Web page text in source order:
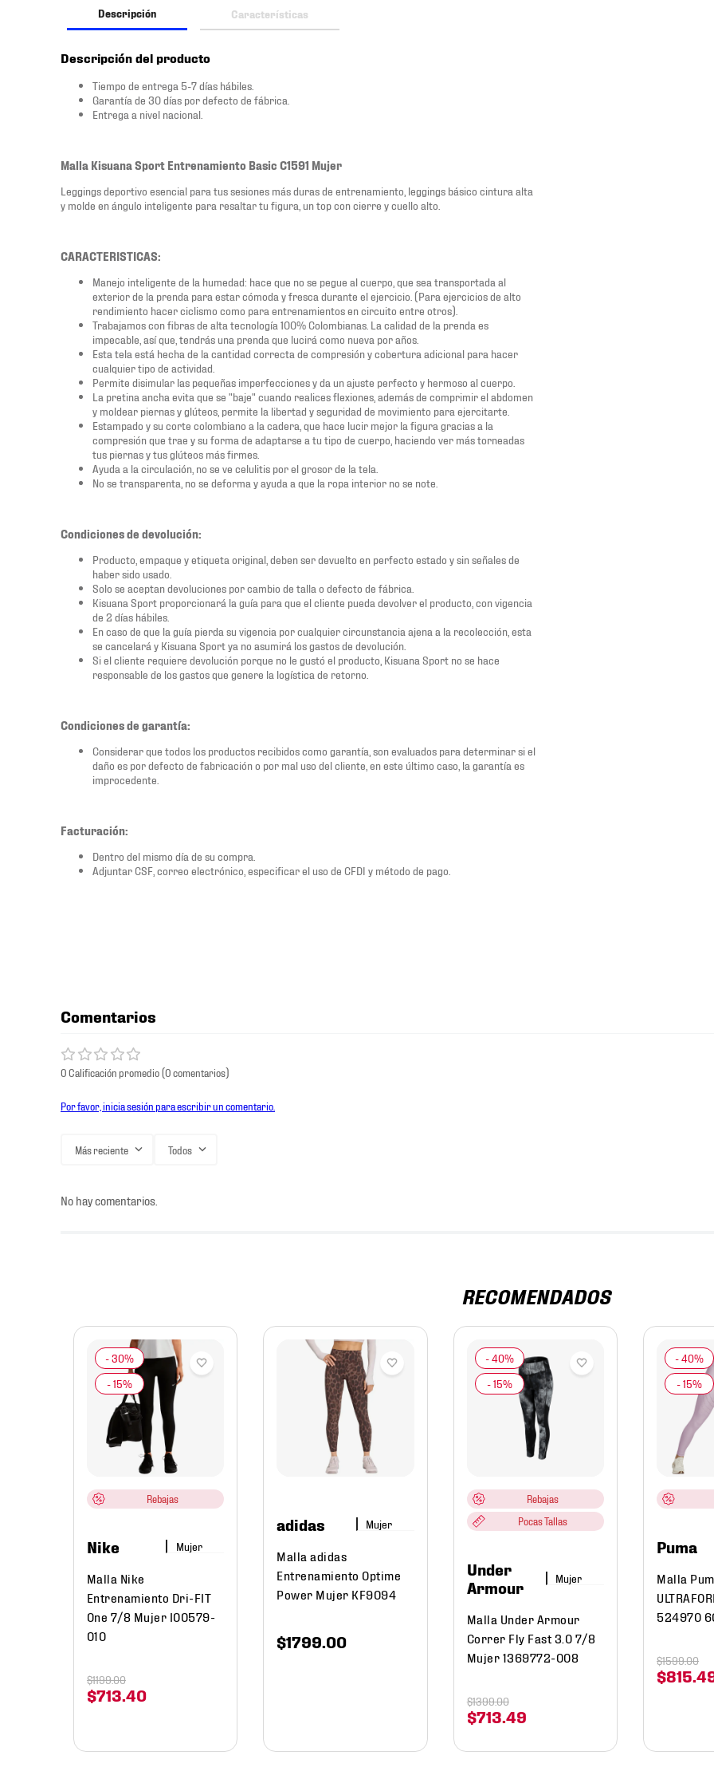
Descripción Características
Descripción del producto
Tiempo de entrega 5-7 días hábiles.
Garantía de 30 días por defecto de fábrica.
Entrega a nivel nacional.
Malla Kisuana Sport Entrenamiento Basic C1591 Mujer
Leggings deportivo esencial para tus sesiones más duras de entrenamiento, leggings básico cintura alta
y molde en ángulo inteligente para resaltar tu figura, un top con cierre y cuello alto.
CARACTERISTICAS:
Manejo inteligente de la humedad: hace que no se pegue al cuerpo, que sea transportada al
exterior de la prenda para estar cómoda y fresca durante el ejercicio. (Para ejercicios de alto
rendimiento hacer ciclismo como para entrenamientos en circuito entre otros).
Trabajamos con fibras de alta tecnología 100% Colombianas. La calidad de la prenda es
impecable, así que, tendrás una prenda que lucirá como nueva por años.
Esta tela está hecha de la cantidad correcta de compresión y cobertura adicional para hacer
cualquier tipo de actividad.
Permite disimular las pequeñas imperfecciones y da un ajuste perfecto y hermoso al cuerpo.
La pretina ancha evita que se "baje" cuando realices flexiones, además de comprimir el abdomen
y moldear piernas y glúteos, permite la libertad y seguridad de movimiento para ejercitarte.
Estampado y su corte colombiano a la cadera, que hace lucir mejor la figura gracias a la
compresión que trae y su forma de adaptarse a tu tipo de cuerpo, haciendo ver más torneadas
tus piernas y tus glúteos más firmes.
Ayuda a la circulación, no se ve celulitis por el grosor de la tela.
No se transparenta, no se deforma y ayuda a que la ropa interior no se note.
Condiciones de devolución:
Producto, empaque y etiqueta original, deben ser devuelto en perfecto estado y sin señales de
haber sido usado.
Solo se aceptan devoluciones por cambio de talla o defecto de fábrica.
Kisuana Sport proporcionará la guía para que el cliente pueda devolver el producto, con vigencia
de 2 días hábiles.
En caso de que la guía pierda su vigencia por cualquier circunstancia ajena a la recolección, esta
se cancelará y Kisuana Sport ya no asumirá los gastos de devolución.
Si el cliente requiere devolución porque no le gustó el producto, Kisuana Sport no se hace
responsable de los gastos que genere la logística de retorno.
Condiciones de garantía:
Considerar que todos los productos recibidos como garantía, son evaluados para determinar si el
daño es por defecto de fabricación o por mal uso del cliente, en este último caso, la garantía es
improcedente.
Facturación:
Dentro del mismo día de su compra.
Adjuntar CSF, correo electrónico, especificar el uso de CFDI y método de pago.
Comentarios
0 Calificación promedio(0 comentarios)
Por favor, inicia sesión para escribir un comentario.
Más reciente Todos
No hay comentarios.
RECOMENDADOS
Rebajas
Nike Mujer
Malla Nike
Entrenamiento Dri-FIT
One 7/8 Mujer IO0579-
010
$713.40
$1199.00
adidas Mujer
Malla adidas
Entrenamiento Optime
Power Mujer KF9094
$1799.00
Rebajas
Pocas Tallas
Under
Armour
Mujer
Malla Under Armour
Correr Fly Fast 3.0 7/8
Mujer 1369772-008
$713.49
$1399.00
Puma
Malla
524970
$815.
$1599.00